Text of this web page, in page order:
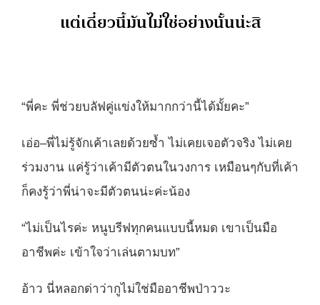
แต่เดี๋ยวนี้มันไม่ใช่อย่างนั้นน่ะสิ
“พี่คะ พี่ช่วยบลัฟคู่แข่งให้มากกว่านี้ได้มั้ยคะ”
เอ่อ–พี่ไม่รู้จักเค้าเลยด้วยซ้ำ ไม่เคยเจอตัวจริง ไม่เคย
ร่วมงาน แค่รู้ว่าเค้ามีตัวตนในวงการ เหมือนๆกับที่เค้า
ก็คงรู้ว่าพี่น่าจะมีตัวตนน่ะค่ะน้อง
“ไม่เป็นไรค่ะ หนูบรีฟทุกคนแบบนี้หมด เขาเป็นมือ
อาชีพค่ะ เข้าใจว่าเล่นตามบท”
อ้าว นี่หลอกด่าว่ากูไม่ใช่มืออาชีพป่าววะ